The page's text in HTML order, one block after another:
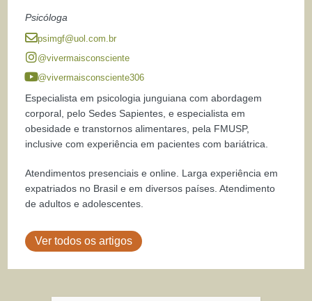
Psicóloga
psimgf@uol.com.br
@vivermaisconsciente
@vivermaisconsciente306
Especialista em psicologia junguiana com abordagem
corporal, pelo Sedes Sapientes, e especialista em
obesidade e transtornos alimentares, pela FMUSP,
inclusive com experiência em pacientes com bariátrica.
Atendimentos presenciais e online. Larga experiência em
expatriados no Brasil e em diversos países. Atendimento
de adultos e adolescentes.
Ver todos os artigos